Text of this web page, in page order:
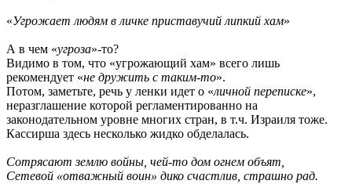
«Угрожает людям в личке приставучий липкий хам»
А в чем «угроза»-то?
Видимо в том, что «угрожающий хам» всего лишь
рекомендует «не дружить с таким-то».
Потом, заметьте, речь у ленки идет о «личной переписке»,
неразглашение которой регламентированно на
законодательном уровне многих стран, в т.ч. Израиля тоже.
Кассирша здесь несколько жидко обделалась.
Сотрясают землю войны, чей-то дом огнем объят,
Сетевой «отважный воин» дико счастлив, страшно рад.